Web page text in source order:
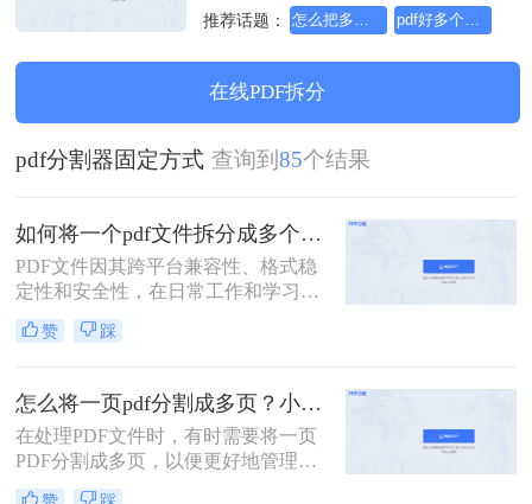
还原且排版不乱码。支持一键批量处理，
全链路 SSL 加密保障隐私安全。助您快速
办公。
推荐话题： 怎么把多个pdf文件压缩成一个文件 pdf好多个怎么压缩成一个文件
在线PDF拆分
pdf分割器固定方式 查询到85个结果
如何将一个pdf文件拆分成多个？教你2招拆分pdf！
PDF文件因其跨平台兼容性、格式稳
定性和安全性，在日常工作和学习中
扮演着重要角色。然而，有时我们需
要将一个PDF文件拆分成多个文件，
两种常用的PDF拆分方法，帮助您轻
松实现PDF文件的拆分。
赞 踩
怎么将一页pdf分割成多页？小编给你分享这三种方法！
在处理PDF文件时，有时需要将一页
PDF分割成多页，以便更好地管理和
使用。那么怎么将一页pdf分割成多页